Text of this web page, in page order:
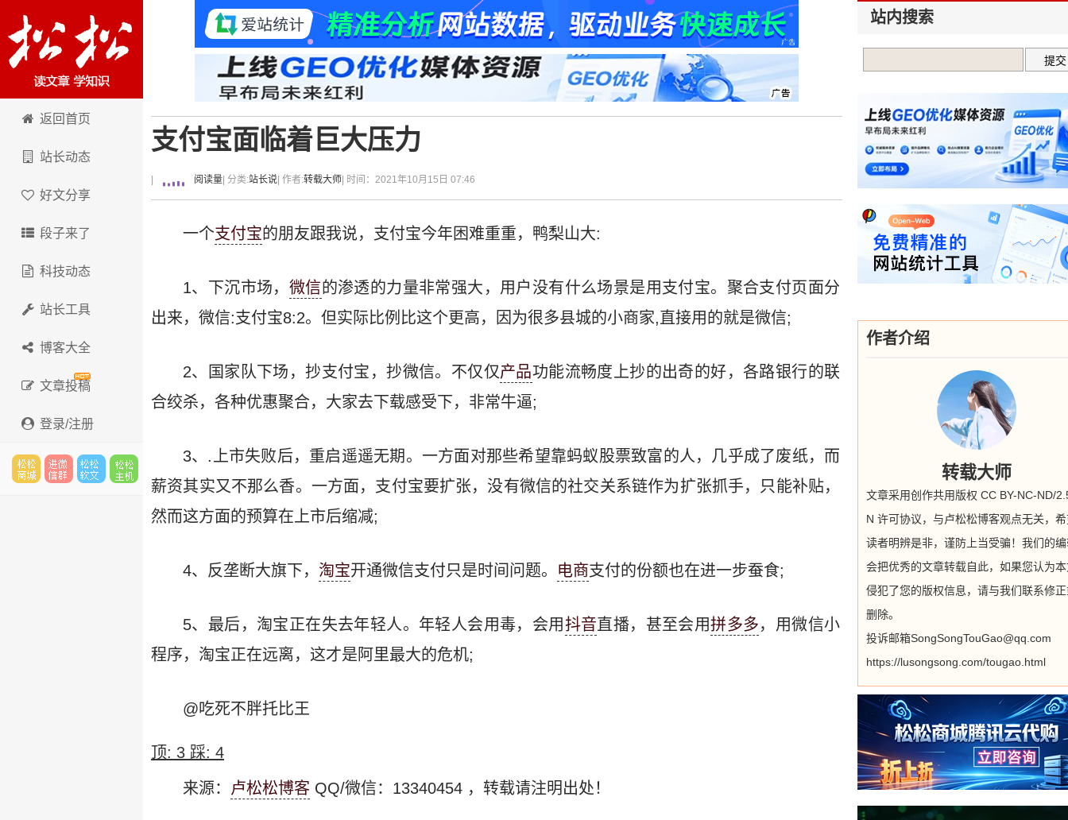
卢松松博客
返回首页
站长动态
好文分享
段子来了
科技动态
站长工具
博客大全
文章投稿
登录/注册
支付宝面临着巨大压力
阅读量 | 分类:站长说 | 作者:转载大师 | 时间：2021年10月15日 07:46
一个支付宝的朋友跟我说，支付宝今年困难重重，鸭梨山大:
1、下沉市场， 微信的渗透的力量非常强大，用户没有什么场景是用支付宝。聚合支付页面分
出来，微信:支付宝8:2。但实际比例比这个更高，因为很多县城的小商家,直接用的就是微信;
2、国家队下场，抄支付宝，抄微信。不仅仅产品功能流畅度上抄的出奇的好，各路银行的联
合绞杀，各种优惠聚合，大家去下载感受下，非常牛逼;
3、.上市失败后，重启遥遥无期。一方面对那些希望靠蚂蚁股票致富的人，几乎成了废纸，而
薪资其实又不那么香。一方面，支付宝要扩张，没有微信的社交关系链作为扩张抓手，只能补贴，
然而这方面的预算在上市后缩减;
4、反垄断大旗下， 淘宝开通微信支付只是时间问题。 电商支付的份额也在进一步蚕食;
5、最后，淘宝正在失去年轻人。年轻人会用毒，会用抖音直播，甚至会用拼多多，用微信小
程序，淘宝正在远离，这才是阿里最大的危机;
@吃死不胖托比王
顶: 3 踩: 4
来源： 卢松松博客 QQ/微信：13340454 ，转载请注明出处！
站内搜索
作者介绍
转载大师
文章采用创作共用版权 CC BY-NC-ND/
N 许可协议，与卢松松博客观点无关，
读者明辨是非，谨防上当受骗！我们的
会把优秀的文章转载自此，如果您认为
侵犯了您的版权信息，请与我们联系修
删除。
投诉邮箱SongSongTouGao@qq.com
https://lusongsong.com/tougao.html